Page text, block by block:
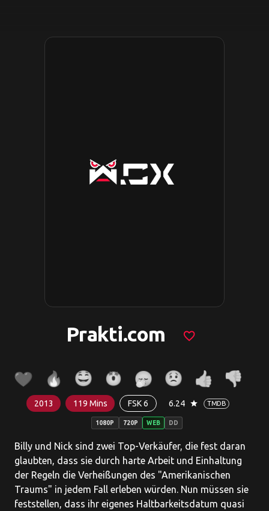
Prakti.com favorite_border
2013 119 Mins FSK 6 6.24 star TMDB
1080P 720P WEB DD
Billy und Nick sind zwei Top-Verkäufer, die fest daran
glaubten, dass sie durch harte Arbeit und Einhaltung
der Regeln die Verheißungen des "Amerikanischen
Traums" in jedem Fall erleben würden. Nun müssen sie
feststellen, dass ihr eigenes Haltbarkeitsdatum quasi